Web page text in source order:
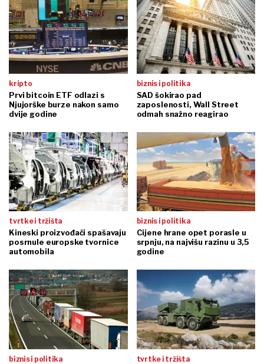
kripto
Prvi bitcoin ETF odlazi s
Njujorške burze nakon samo
dvije godine
biznis i politika
SAD šokirao pad
zaposlenosti, Wall Street
odmah snažno reagirao
tvrtke i tržišta
Kineski proizvođači spašavaju
posrnule europske tvornice
automobila
biznis i politika
Cijene hrane opet porasle u
srpnju, na najvišu razinu u 3,5
godine
biznis i politika tvrtke i tržišta